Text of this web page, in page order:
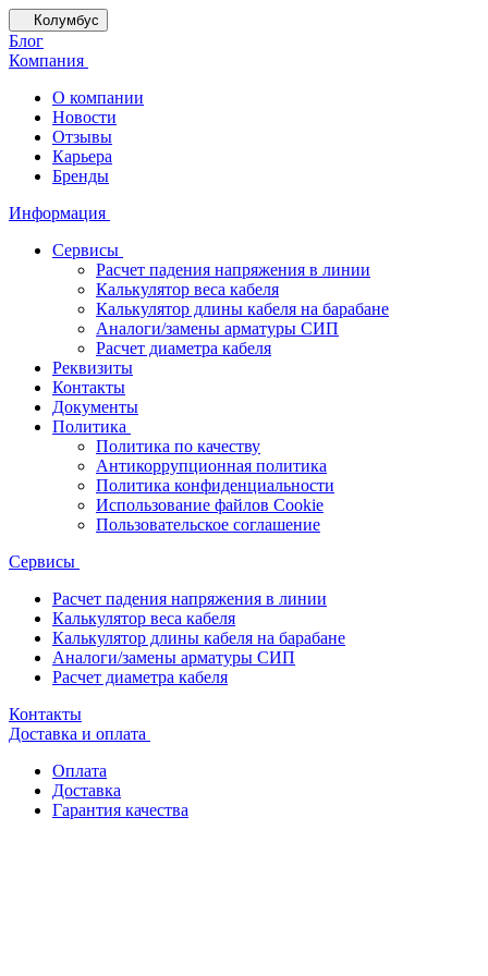
Колумбус
Блог
Компания
О компании
Новости
Отзывы
Карьера
Бренды
Информация
Сервисы
Расчет падения напряжения в линии
Калькулятор веса кабеля
Калькулятор длины кабеля на барабане
Аналоги/замены арматуры СИП
Расчет диаметра кабеля
Реквизиты
Контакты
Документы
Политика
Политика по качеству
Антикоррупционная политика
Политика конфиденциальности
Использование файлов Cookie
Пользовательское соглашение
Сервисы
Расчет падения напряжения в линии
Калькулятор веса кабеля
Калькулятор длины кабеля на барабане
Аналоги/замены арматуры СИП
Расчет диаметра кабеля
Контакты
Доставка и оплата
Оплата
Доставка
Гарантия качества